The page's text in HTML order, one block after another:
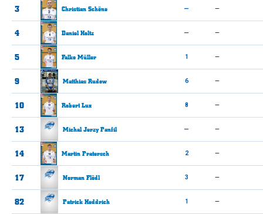
3 Christian Schöne — —
4 Daniel Holtz — —
5 Falko Müller 1 —
9 Matthias Rudow 6 —
10 Robert Lux 8 —
13 Michal Jerzy Panfil — —
14 Martin Pratersch 2 —
17 Norman Flödl 3 —
82 Patrick Heddrich 1 —